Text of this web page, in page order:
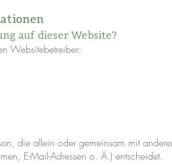
auf dieser Website?
Websitebetreiber:
die allein oder gemeinsam mit
E-Mail-Adressen o. Ä.) entscheidet.